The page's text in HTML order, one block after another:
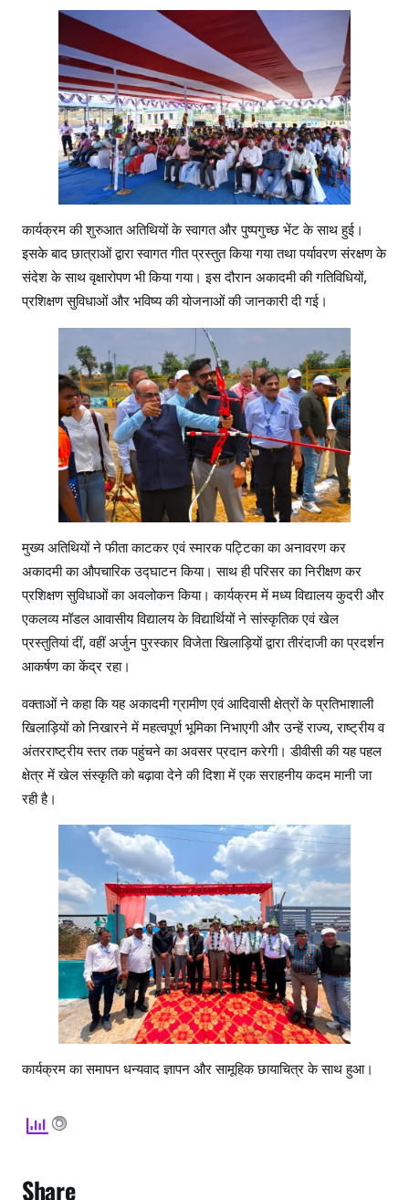
कार्यक्रम की शुरुआत अतिथियों के स्वागत और पुष्पगुच्छ भेंट के साथ हुई।
इसके बाद छात्राओं द्वारा स्वागत गीत प्रस्तुत किया गया तथा पर्यावरण संरक्षण के
संदेश के साथ वृक्षारोपण भी किया गया। इस दौरान अकादमी की गतिविधियों,
प्रशिक्षण सुविधाओं और भविष्य की योजनाओं की जानकारी दी गई।
मुख्य अतिथियों ने फीता काटकर एवं स्मारक पट्टिका का अनावरण कर
अकादमी का औपचारिक उद्घाटन किया। साथ ही परिसर का निरीक्षण कर
प्रशिक्षण सुविधाओं का अवलोकन किया। कार्यक्रम में मध्य विद्यालय कुदरी और
एकलव्य मॉडल आवासीय विद्यालय के विद्यार्थियों ने सांस्कृतिक एवं खेल
प्रस्तुतियां दीं, वहीं अर्जुन पुरस्कार विजेता खिलाड़ियों द्वारा तीरंदाजी का प्रदर्शन
आकर्षण का केंद्र रहा।
वक्ताओं ने कहा कि यह अकादमी ग्रामीण एवं आदिवासी क्षेत्रों के प्रतिभाशाली
खिलाड़ियों को निखारने में महत्वपूर्ण भूमिका निभाएगी और उन्हें राज्य, राष्ट्रीय व
अंतरराष्ट्रीय स्तर तक पहुंचने का अवसर प्रदान करेगी। डीवीसी की यह पहल
क्षेत्र में खेल संस्कृति को बढ़ावा देने की दिशा में एक सराहनीय कदम मानी जा
रही है।
कार्यक्रम का समापन धन्यवाद ज्ञापन और सामूहिक छायाचित्र के साथ हुआ।
Share